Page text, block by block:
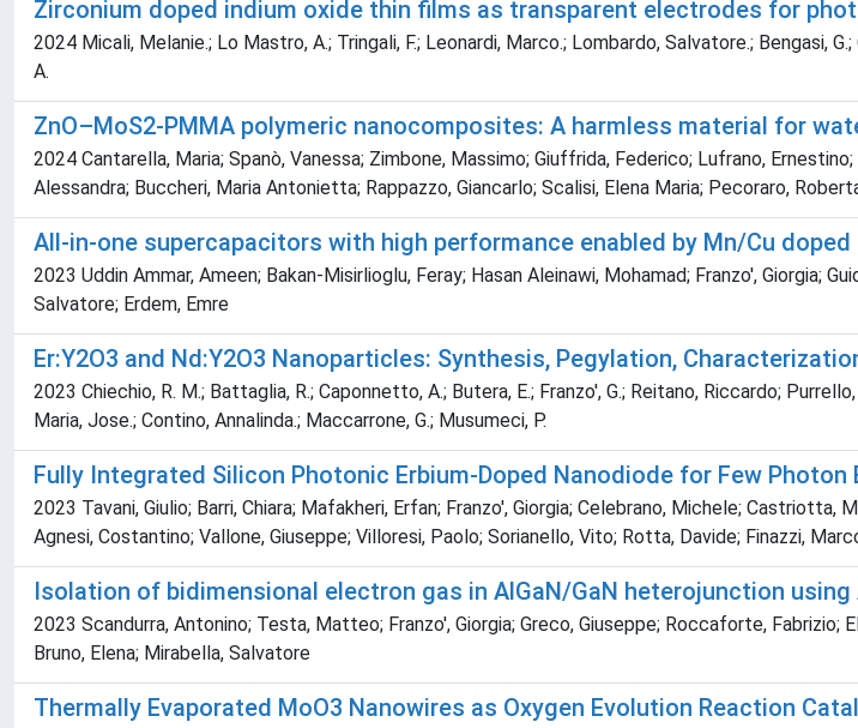
Zirconium doped indium oxide thin films as transparent electrodes for
2024 Micali, Melanie.; Lo Mastro, A.; Tringali, F.; Leonardi, Marco.; Lombardo, Salvatore.; Bengasi,
A.
ZnO–MoS2-PMMA polymeric nanocomposites: A harmless material for
2024 Cantarella, Maria; Spanò, Vanessa; Zimbone, Massimo; Giuffrida, Federico; Lufrano,
Alessandra; Buccheri, Maria Antonietta; Rappazzo, Giancarlo; Scalisi, Elena Maria; Pecoraro,
All-in-one supercapacitors with high performance enabled by Mn/Cu doped
2023 Uddin Ammar, Ameen; Bakan-Misirlioglu, Feray; Hasan Aleinawi, Mohamad; Franzo', Giorgia;
Salvatore; Erdem, Emre
Er:Y2O3 and Nd:Y2O3 Nanoparticles: Synthesis, Pegylation,
2023 Chiechio, R. M.; Battaglia, R.; Caponnetto, A.; Butera, E.; Franzo', G.; Reitano, Riccardo;
Maria, Jose.; Contino, Annalinda.; Maccarrone, G.; Musumeci, P.
Fully Integrated Silicon Photonic Erbium-Doped Nanodiode for Few
2023 Tavani, Giulio; Barri, Chiara; Mafakheri, Erfan; Franzo', Giorgia; Celebrano, Michele;
Agnesi, Costantino; Vallone, Giuseppe; Villoresi, Paolo; Sorianello, Vito; Rotta, Davide; Finazzi,
Isolation of bidimensional electron gas in AlGaN/GaN heterojunction
2023 Scandurra, Antonino; Testa, Matteo; Franzo', Giorgia; Greco, Giuseppe; Roccaforte, Fabrizio;
Bruno, Elena; Mirabella, Salvatore
Thermally Evaporated MoO3 Nanowires as Oxygen Evolution Reaction